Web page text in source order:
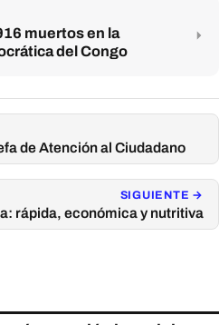
muertos en la
del Congo
de Atención al Ciudadano
SIGUIENTE →
rápida, económica y nutritiva